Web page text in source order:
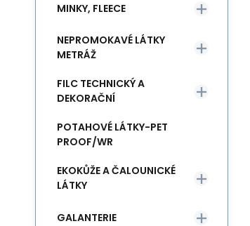
MINKY, FLEECE
NEPROMOKAVÉ LÁTKY
METRÁŽ
FILC TECHNICKÝ A
DEKORAČNÍ
POTAHOVÉ LÁTKY-PET
PROOF/WR
EKOKŮŽE A ČALOUNICKÉ
LÁTKY
GALANTERIE